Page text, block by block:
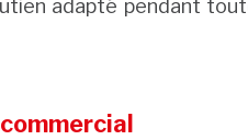
adapté pendant